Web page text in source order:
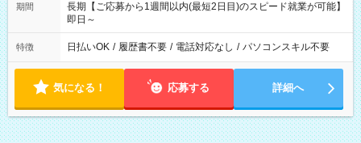
期間
長期【ご応募から1週間以内(最短2日目)のスピード就業が可能】
即日～
特徴 日払いOK / 履歴書不要 / 電話対応なし / パソコンスキル不要
気になる！ 応募する 詳細へ